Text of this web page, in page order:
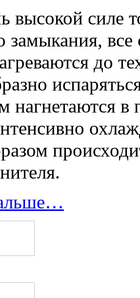
высокой силе
замыкания,
до
нагнетаются